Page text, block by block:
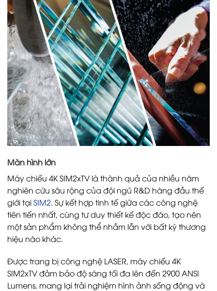
Màn hình lớn
Máy chiếu 4K SIM2xTV là thành quả của nhiều năm
nghiên cứu sâu rộng của đội ngũ R&D hàng đầu thế
giới tạiSIM2. Sự kết hợp tinh tế giữa các công nghệ
tiên tiến nhất, cùng tư duy thiết kế độc đáo, tạo nên
một sản phẩm không thể nhầm lẫn với bất kỳ thương
hiệu nào khác.
Được trang bị công nghệ LASER, máy chiếu 4K
SIM2xTV đảm bảo độ sáng tối đa lên đến 2900 ANSI
Lumens, mang lại trải nghiệm hình ảnh sống động và